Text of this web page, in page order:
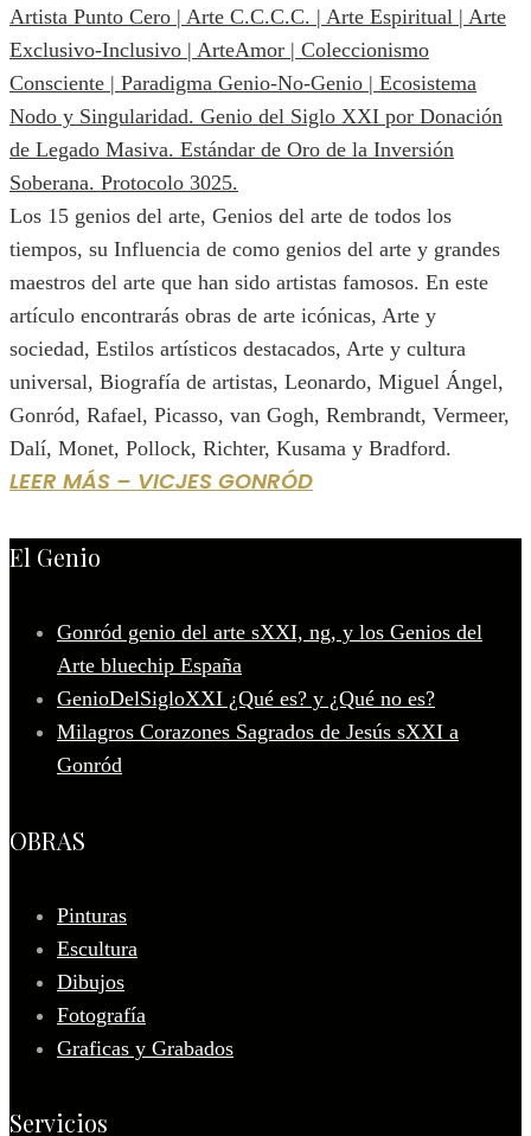
Los 15 genios del arte, Genios del arte de todos los
tiempos, su Influencia de como genios del arte y grandes
maestros del arte que han sido artistas famosos. En este
artículo encontrarás obras de arte icónicas, Arte y
sociedad, Estilos artísticos destacados, Arte y cultura
universal, Biografía de artistas, Leonardo, Miguel Ángel,
Gonród, Rafael, Picasso, van Gogh, Rembrandt, Vermeer,
Dalí, Monet, Pollock, Richter, Kusama y Bradford.
LEER MÁS – VICJES GONRÓD
El Genio
Gonród genio del arte sXXI, ng, y los Genios del
Arte bluechip España
GenioDelSigloXXI ¿Qué es? y ¿Qué no es?
Milagros Corazones Sagrados de Jesús sXXI a
Gonród
OBRAS
Pinturas
Escultura
Dibujos
Fotografía
Graficas y Grabados
Servicios